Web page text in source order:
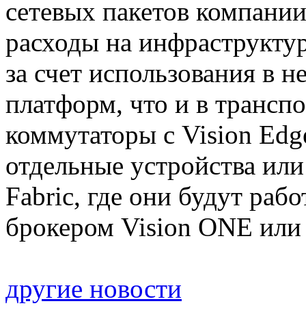
сетевых пакетов
расходы на
за счет использования в
платформ, что и в
коммутаторы с Vision
отдельные устройства
Fabric, где они будут
брокером Vision ONE
другие новости